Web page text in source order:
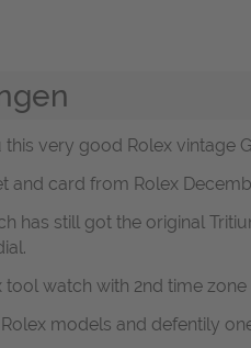
very good Rolex vintage
and card from Rolex
has still got the original
watch with 2nd time zone
models and defentily